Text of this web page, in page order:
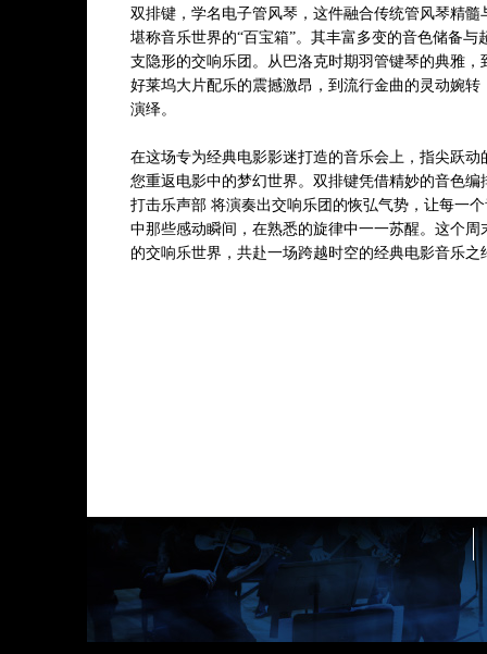
* 曲目以演出现场为准
双排键，学名电子管风琴，这件融合传统管风琴精
堪称音乐世界的“百宝箱”。其丰富多变的音色储备与
支隐形的交响乐团。从巴洛克时期羽管键琴的典雅
好莱坞大片配乐的震撼激昂，到流行金曲的灵动婉
演绎。
在这场专为经典电影影迷打造的音乐会上，指尖跃
您重返电影中的梦幻世界。双排键凭借精妙的音色
打击乐声部 将演奏出交响乐团的恢弘气势，让每一
中那些感动瞬间，在熟悉的旋律中一一苏醒。这个
的交响乐世界，共赴一场跨越时空的经典电影音乐之